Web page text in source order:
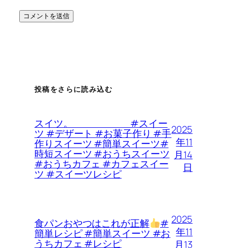
投稿をさらに読み込む
スイツ。 #スイー
ツ #デザート #お菓子作り #手
作りスイーツ #簡単スイーツ#
時短スイーツ #おうちスイーツ
#おうちカフェ #カフェスイー
ツ #スイーツレシピ
2025
年11
月14
日
食パンおやつはこれが正解 #
簡単レシピ #簡単スイーツ #お
うちカフェ #レシピ
2025
年11
月13